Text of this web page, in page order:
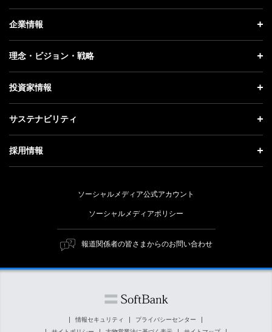
ニュース トップ
プレスリリース
更新情報
記者説明会
企業情報
企業情報 トップ
社長メッセージ
事業紹介
ガバナンス
理念・ビジョン・戦略
理念・ビジョン・戦略 トップ
成長戦略「Activate AI for Society」
人材戦略
投資家情報
投資家情報 トップ
経営方針
個人投資家の皆さまへ
株式と社債について
サステナビリティ
サステナビリティ トップ
トップメッセージ
ESG方針・体制
マテリアリティ（重要課題）
ESGの主な取り組み
外部評価・イニシアチブ
採用情報
障がい者採用
ソーシャルメディア公式アカウント
ソーシャルメディアポリシー
報道関係者の皆さまからのお問い合わせ
情報セキュリティ
プライバシーセンター